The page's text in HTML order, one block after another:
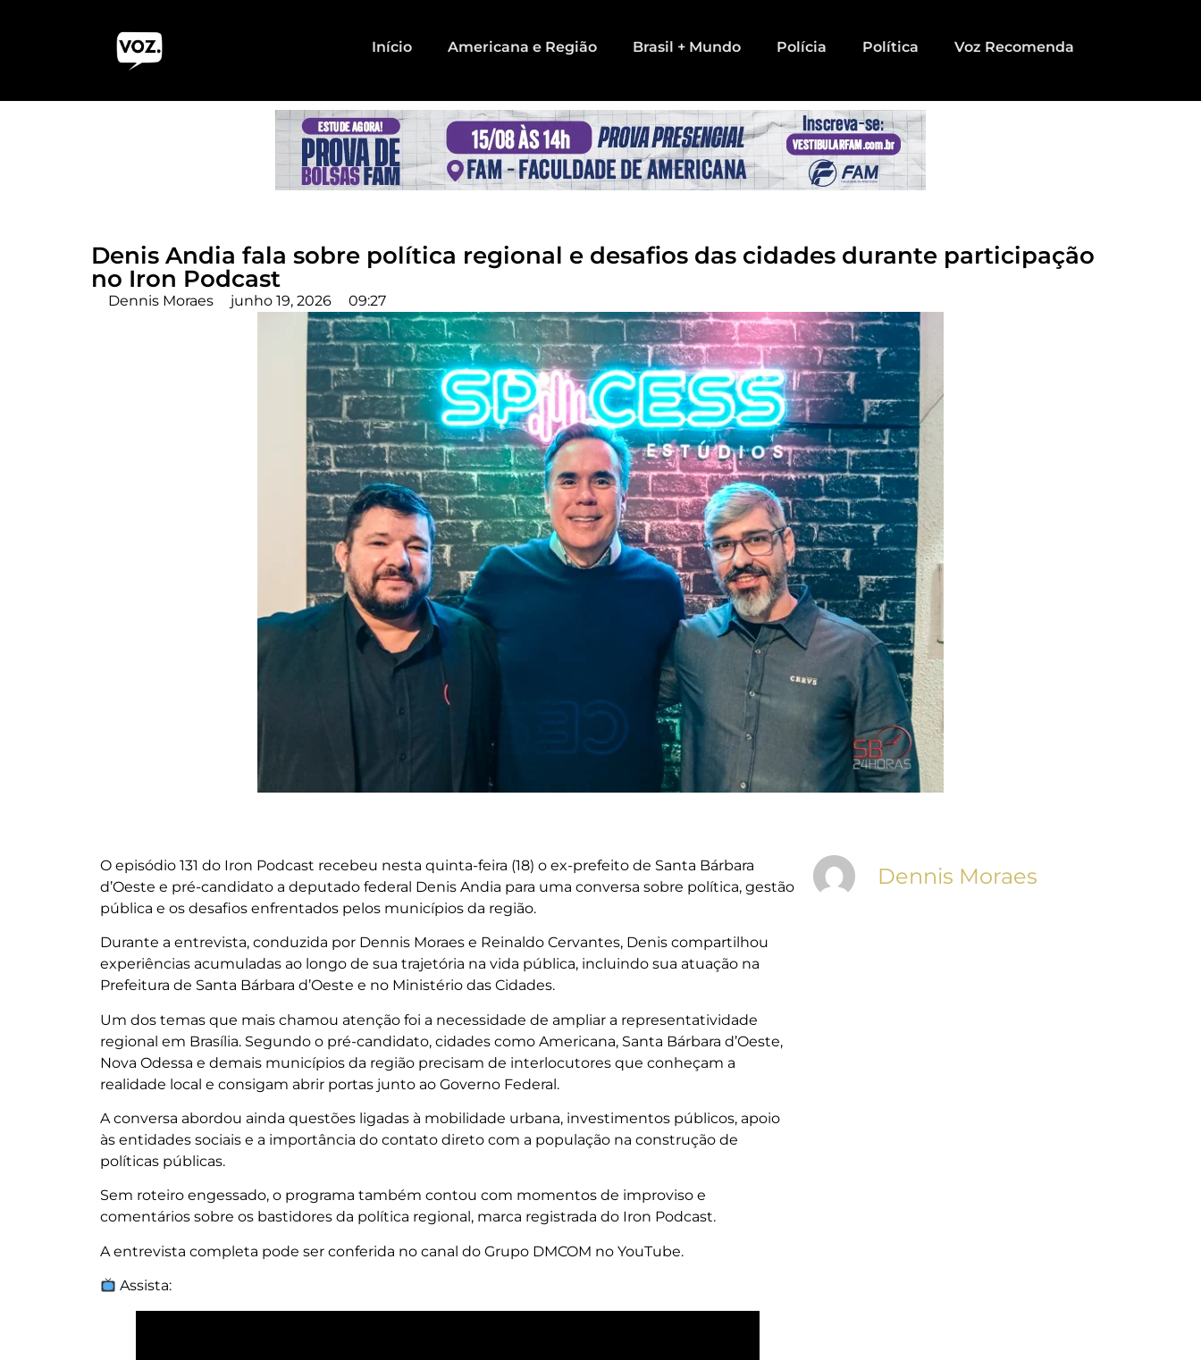
Início Americana e Região Brasil + Mundo Polícia Política Voz Recomenda
Denis Andia fala sobre política regional e desafios das cidades durante participação
no Iron Podcast
Dennis Moraes junho 19, 2026 09:27
O episódio 131 do Iron Podcast recebeu nesta quinta-feira (18) o ex-prefeito de Santa Bárbara
d’Oeste e pré-candidato a deputado federal Denis Andia para uma conversa sobre política, gestão
pública e os desafios enfrentados pelos municípios da região.
Durante a entrevista, conduzida por Dennis Moraes e Reinaldo Cervantes, Denis compartilhou
experiências acumuladas ao longo de sua trajetória na vida pública, incluindo sua atuação na
Prefeitura de Santa Bárbara d’Oeste e no Ministério das Cidades.
Um dos temas que mais chamou atenção foi a necessidade de ampliar a representatividade
regional em Brasília. Segundo o pré-candidato, cidades como Americana, Santa Bárbara d’Oeste,
Nova Odessa e demais municípios da região precisam de interlocutores que conheçam a
realidade local e consigam abrir portas junto ao Governo Federal.
A conversa abordou ainda questões ligadas à mobilidade urbana, investimentos públicos, apoio
às entidades sociais e a importância do contato direto com a população na construção de
políticas públicas.
Sem roteiro engessado, o programa também contou com momentos de improviso e
comentários sobre os bastidores da política regional, marca registrada do Iron Podcast.
A entrevista completa pode ser conferida no canal do Grupo DMCOM no YouTube.
Assista:
Dennis Moraes